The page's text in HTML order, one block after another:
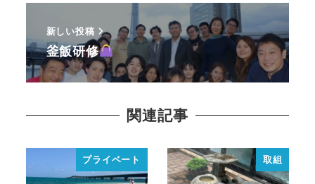
新しい投稿
釜飯研修
関連記事
プライベート 取組